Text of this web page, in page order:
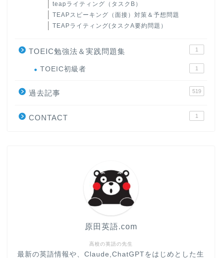
teapライティング（タスクB）
TEAPスピーキング（面接）対策＆予想問題
TEAPライティング(タスクA要約問題）
TOEIC勉強法＆実践問題集 1
TOEIC初級者 1
過去記事 519
CONTACT 1
高校の英語の先生
原田英語.com
最新の英語情報や、Claude,ChatGPTをはじめとした生
大学入試英語対策講座
英語名言・格言・カッコい
い英語＆素敵な英文フレー